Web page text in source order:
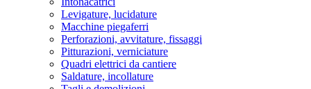
Levigature, lucidature
Macchine piegaferri
Perforazioni, avvitature, fissaggi
Pitturazioni, verniciature
Quadri elettrici da cantiere
Saldature, incollature